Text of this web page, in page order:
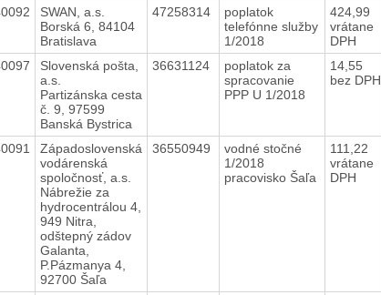
SWAN, a.s.
Borská 6, 84104
Bratislava
47258314
poplatok
telefónne služby
1/2018
424,99
vrátane
DPH
Slovenská pošta,
a.s.
Partizánska cesta
č. 9, 97599
Banská Bystrica
36631124
poplatok za
spracovanie
PPP U 1/2018
14,55
bez DPH
Západoslovenská
vodárenská
spoločnosť, a.s.
Nábrežie za
hydrocentrálou 4,
949 Nitra,
odštepný zádov
Galanta,
P.Pázmanya 4,
92700 Šaľa
36550949
vodné stočné
1/2018
pracovisko Šaľa
111,22
vrátane
DPH